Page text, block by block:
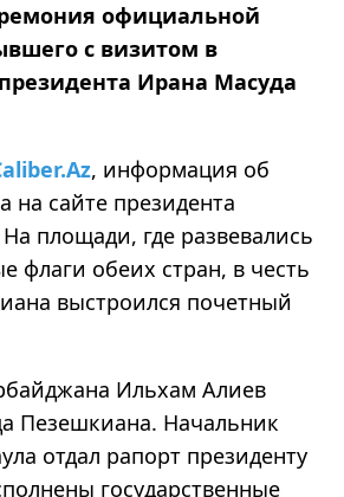
официальной
с визитом в
Ирана Масуда
, информация об
на сайте президента
площади, где развевались
флаги обеих стран, в честь
выстроился почетный
Ильхам Алиев
Пезешкиана. Начальник
отдал рапорт президенту
государственные